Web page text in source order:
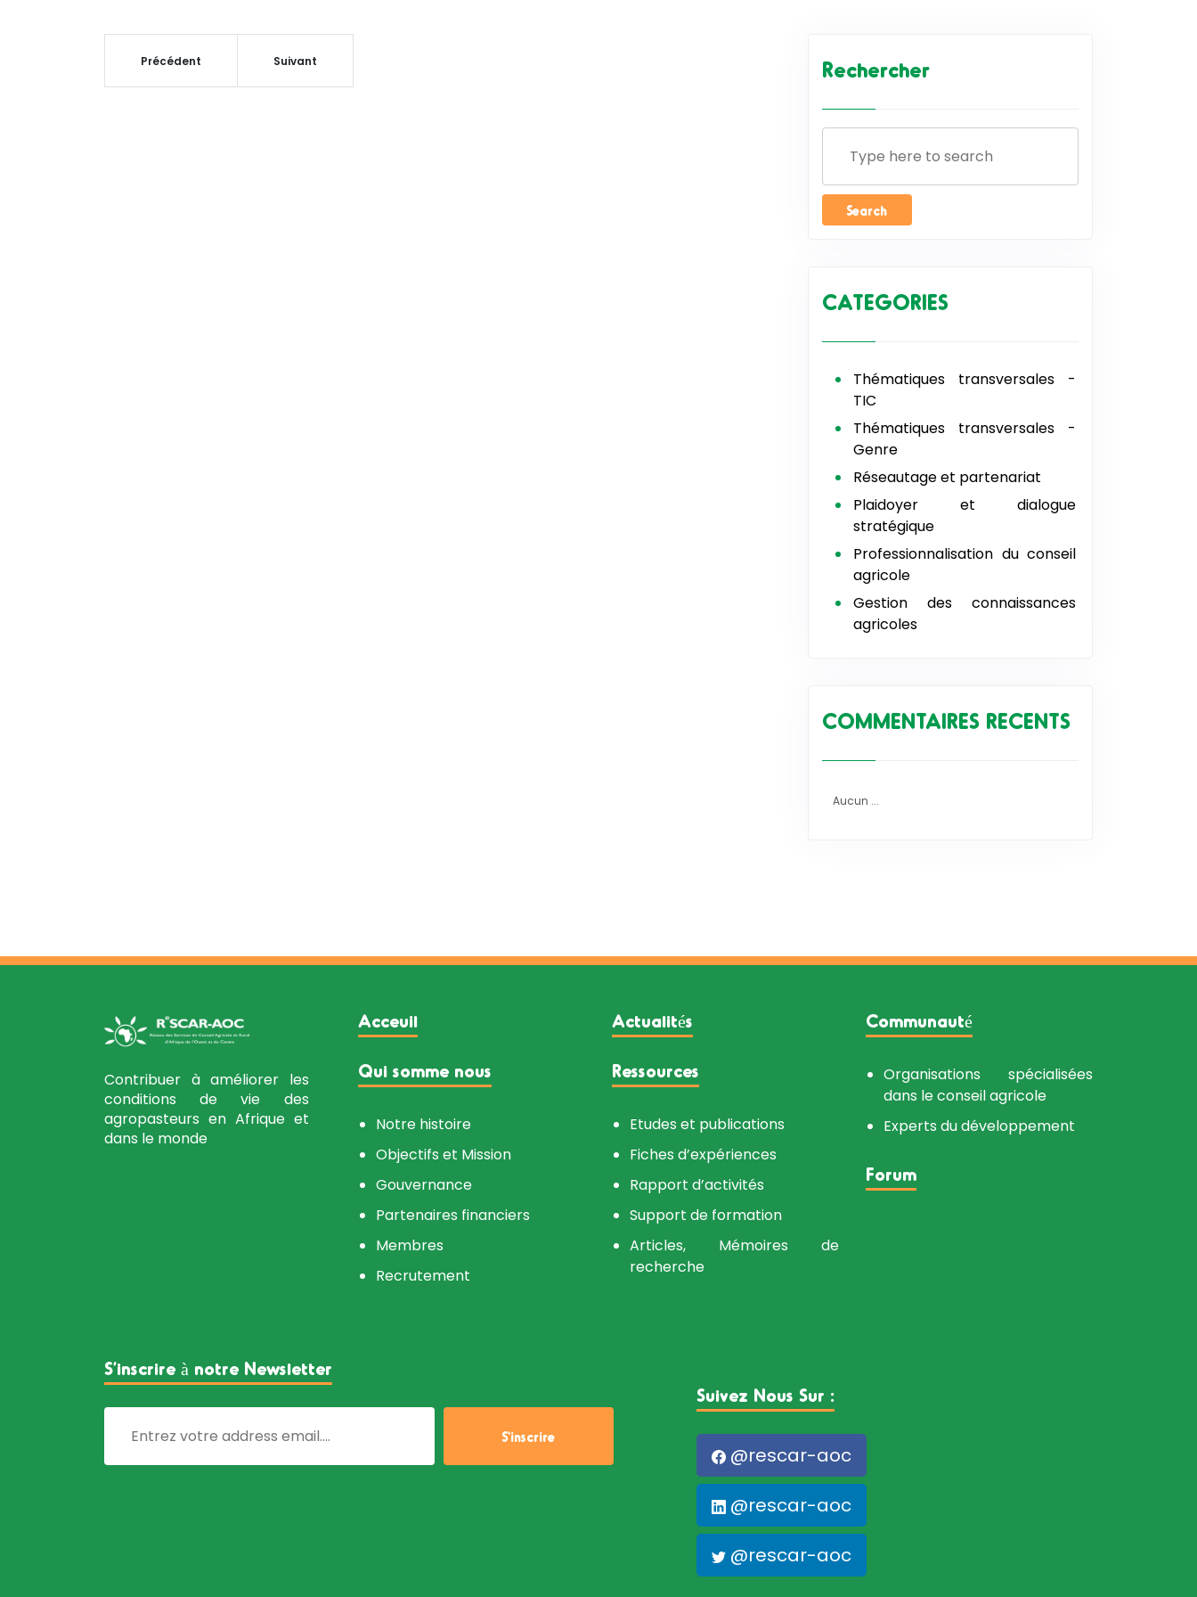
Précédent Suivant Rechercher
CATEGORIES
Thématiques transversales -
TIC
Thématiques transversales -
Genre
Réseautage et partenariat
Plaidoyer et dialogue
stratégique
Professionnalisation du conseil
agricole
Gestion des connaissances
agricoles
COMMENTAIRES RECENTS
Aucun ...
Contribuer à améliorer les
conditions de vie des
agropasteurs en Afrique et
dans le monde
Acceuil
Qui somme nous
Notre histoire
Objectifs et Mission
Gouvernance
Partenaires financiers
Membres
Recrutement
Actualités
Ressources
Etudes et publications
Fiches d’expériences
Rapport d’activités
Support de formation
Articles, Mémoires de
recherche
Communauté
Organisations spécialisées
dans le conseil agricole
Experts du développement
Forum
S’inscrire à notre Newsletter
Suivez Nous Sur :
@rescar-aoc
@rescar-aoc
@rescar-aoc